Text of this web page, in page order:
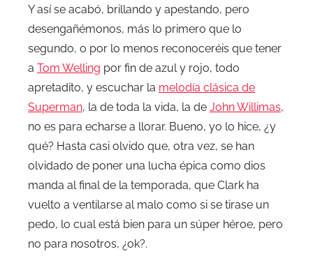
Y así se acabó, brillando y apestando, pero
desengañémonos, más lo primero que lo
segundo, o por lo menos reconoceréis que tener
a Tom Welling por fin de azul y rojo, todo
apretadito, y escuchar la melodía clásica de
Superman, la de toda la vida, la de John Willimas,
no es para echarse a llorar. Bueno, yo lo hice, ¿y
qué? Hasta casi olvido que, otra vez, se han
olvidado de poner una lucha épica como dios
manda al final de la temporada, que Clark ha
vuelto a ventilarse al malo como si se tirase un
pedo, lo cual está bien para un súper héroe, pero
no para nosotros, ¿ok?.